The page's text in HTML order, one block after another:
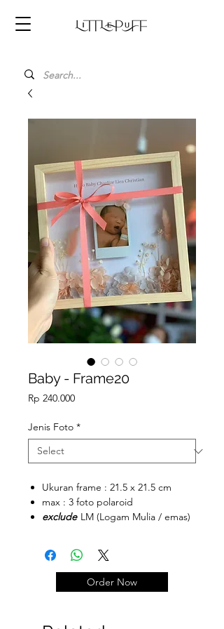
Baby - Frame20
Rp 240.000Price
Jenis Foto *
Ukuran frame : 21.5 x 21.5 cm
max : 3 foto polaroid
exclude LM (Logam Mulia / emas)
Order Now